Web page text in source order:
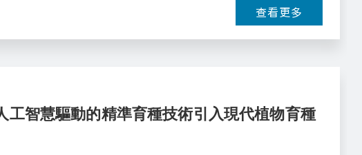
查看更多
工智慧驅動的精準育種技術引入現代植物育種